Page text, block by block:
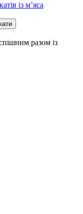
із м’яса
разом із